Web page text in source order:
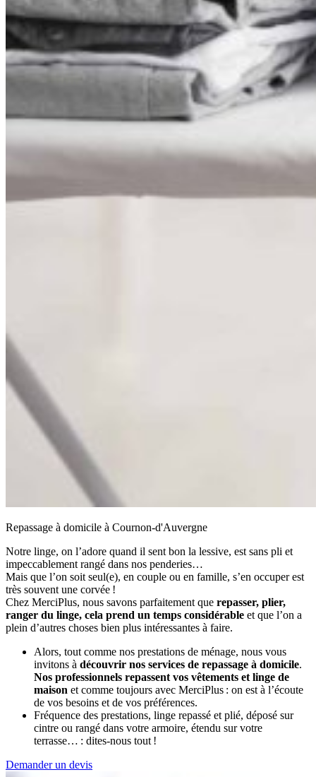
Repassage à domicile à Cournon-d'Auvergne
Notre linge, on l’adore quand il sent bon la lessive, est sans pli et
impeccablement rangé dans nos penderies…
Mais que l’on soit seul(e), en couple ou en famille, s’en occuper est
très souvent une corvée !
Chez MerciPlus, nous savons parfaitement que repasser, plier,
ranger du linge, cela prend un temps considérable et que l’on a
plein d’autres choses bien plus intéressantes à faire.
Alors, tout comme nos prestations de ménage, nous vous
invitons à découvrir nos services de repassage à domicile.
Nos professionnels repassent vos vêtements et linge de
maison et comme toujours avec MerciPlus : on est à l’écoute
de vos besoins et de vos préférences.
Fréquence des prestations, linge repassé et plié, déposé sur
cintre ou rangé dans votre armoire, étendu sur votre
terrasse… : dites-nous tout !
Demander un devis